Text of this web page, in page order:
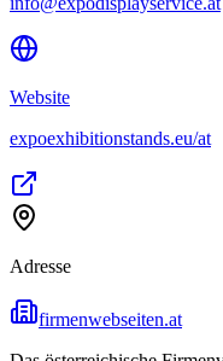
Website
expoexhibitionstands.eu/at
Adresse
firmenwebseiten.at